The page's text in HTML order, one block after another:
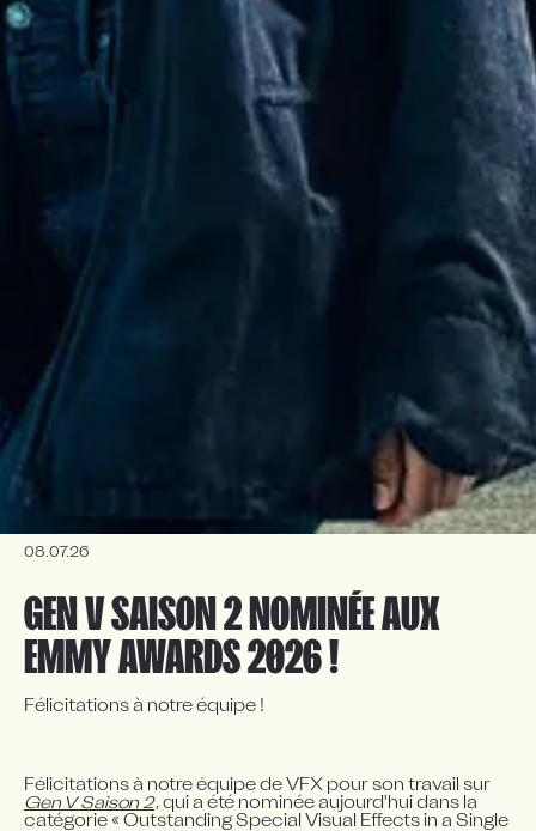
GEN V SAISON 2 NOMINÉE AUX
EMMY AWARDS 2026 !
Félicitations à notre équipe !
08.07.26
Gen V Saison 2, qui a été nominée aujourd'hui dans la
catégorie « Outstanding Special Visual Effects in a Single